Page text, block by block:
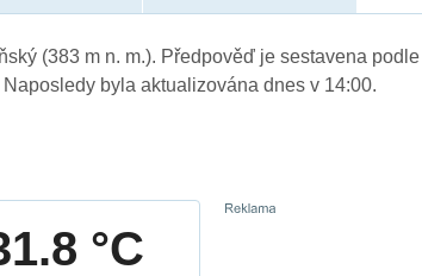
(383 m n. m.). Předpověď je sestavena
byla aktualizována dnes v 14:00.
°C